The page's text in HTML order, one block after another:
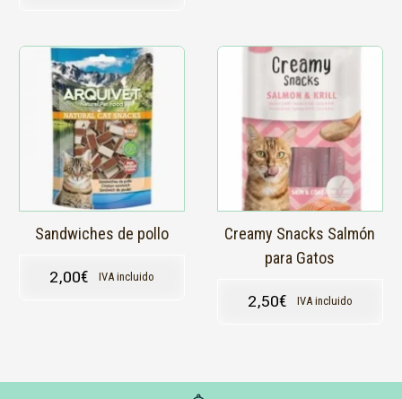
Sandwiches de pollo
2,00€ IVA incluido
Creamy Snacks Salmón
para Gatos
2,50€ IVA incluido